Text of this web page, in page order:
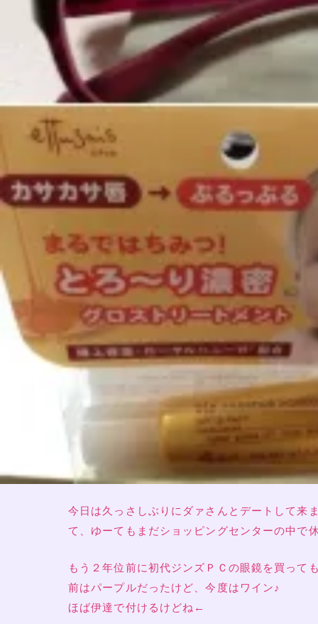
今日は久っさしぶりにダァさんとデートして来
て、ゆーてもまだショッピングセンターの中で
前はパープルだったけど、今度はワイン♪
ほば伊達で付けるけどね←